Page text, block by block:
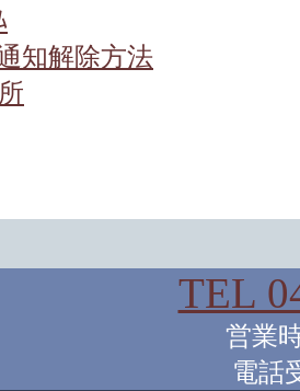
知解除方法
TEL
営業
電話